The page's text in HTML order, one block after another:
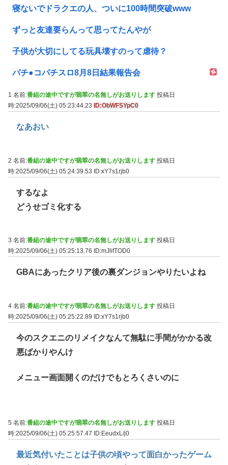
寝ないでドラクエの人、ついに100時間突破www
ずっと友達要らんって思ってたんやが
子供が大切にしてる玩具壊すのって虐待？
パチ●コパチスロ8月8日結果報告会
1 名前:番組の途中ですが翡翠の名無しがお送りします 投稿日
時:2025/09/06(土) 05:23:44.23
ID:ObWFSYpC0
なあおい
2 名前:番組の途中ですが翡翠の名無しがお送りします 投稿日
時:2025/09/06(土) 05:24:39.53 ID:xY7s1rjb0
するなよ
どうせゴミ化する
3 名前:番組の途中ですが翡翠の名無しがお送りします 投稿日
時:2025/09/06(土) 05:25:13.76
ID:mJlifTOD0
GBAにあったクリア後の裏ダンジョンやりたいよね
4 名前:番組の途中ですが翡翠の名無しがお送りします 投稿日
時:2025/09/06(土) 05:25:22.89
ID:xY7s1rjb0
今のスクエニのリメイクなんて無駄に手間がかかる改
悪ばかりやんけ
メニュー画面開くのだけでもとろくさいのに
5 名前:番組の途中ですが翡翠の名無しがお送りします 投稿日
時:2025/09/06(土) 05:25:57.47
ID:EeudxL/j0
最近気付いたことは子供の頃やって面白かったゲーム